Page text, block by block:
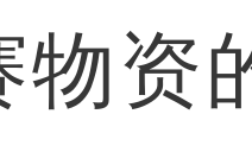
物资